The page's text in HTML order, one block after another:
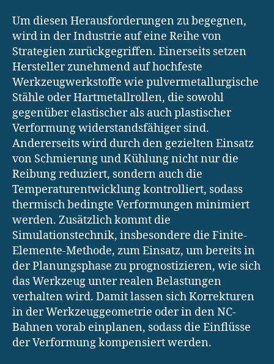
Um diesen Herausforderungen zu begegnen,
wird in der Industrie auf eine Reihe von
Strategien zurückgegriffen. Einerseits setzen
Hersteller zunehmend auf hochfeste
Werkzeugwerkstoffe wie pulvermetallurgische
Stähle oder Hartmetallrollen, die sowohl
gegenüber elastischer als auch plastischer
Verformung widerstandsfähiger sind.
Andererseits wird durch den gezielten Einsatz
von Schmierung und Kühlung nicht nur die
Reibung reduziert, sondern auch die
Temperaturentwicklung kontrolliert, sodass
thermisch bedingte Verformungen minimiert
werden. Zusätzlich kommt die
Simulationstechnik, insbesondere die Finite-
Elemente-Methode, zum Einsatz, um bereits in
der Planungsphase zu prognostizieren, wie sich
das Werkzeug unter realen Belastungen
verhalten wird. Damit lassen sich Korrekturen
in der Werkzeuggeometrie oder in den NC-
Bahnen vorab einplanen, sodass die Einflüsse
der Verformung kompensiert werden.